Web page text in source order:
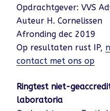
Opdrachtgever: VVS
Auteur H. Cornelissen
Afronding dec 2019
Op resultaten rust IP,
contact met ons op
Ringtest niet-
laboratoria